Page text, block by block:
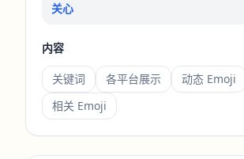
关心
内容
关键词 各平台展示
动态 Emoji
相关 Emoji